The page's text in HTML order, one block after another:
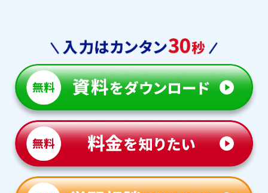
受験前の不安的な時期に親身に相談に乗っていただきすご
く助かりました。受験直前も励ましのお電話もいただき、
す。また、高校受験で合格した時もお祝いのご連絡もいた
だきありがとうございました。
■トライで授業以外にがんばったことを教えてください
夏期講習を頑張りました。
■保護者様より
困った事やわからない事などがあると親身になってサポー
トしていただき助かりました。また勉強時間に取り組む
時間が増えて粘り強い性格になりました。ありがとうござ
いました。